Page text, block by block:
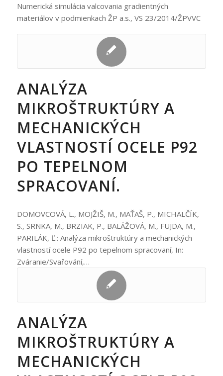
Numerická simulácia valcovania gradientných
materiálov v podmienkach ŽP a.s., VS 23/2014/ŽPVVC
ANALÝZA
MIKROŠTRUKTÚRY A
MECHANICKÝCH
VLASTNOSTÍ OCELE P92
PO TEPELNOM
SPRACOVANÍ.
DOMOVCOVÁ, L., MOJŽIŠ, M., MAŤAŠ, P., MICHALČÍK,
S., SRNKA, M., BRZIAK, P., BALÁŽOVÁ, M., FUJDA, M.,
PARILÁK, Ľ.: Analýza mikroštruktúry a mechanických
vlastností ocele P92 po tepelnom spracovaní, In:
Zváranie/Svařování,…
ANALÝZA
MIKROŠTRUKTÚRY A
MECHANICKÝCH